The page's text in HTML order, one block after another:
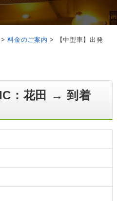
>料金のご案内 >
【中型車】出発
IC：花田 → 到着